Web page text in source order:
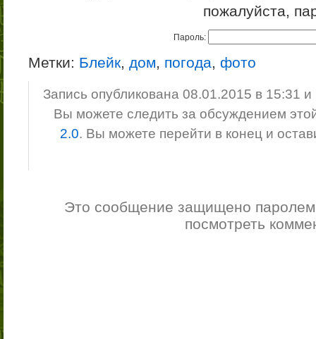
пожалуйста,
Пароль:
Метки: Блейк, дом, погода, фото
Запись опубликована 08.01.2015 в 15:31
Вы можете следить за обсуждением
2.0. Вы можете перейти в конец и
Это сообщение защищено
посмотреть